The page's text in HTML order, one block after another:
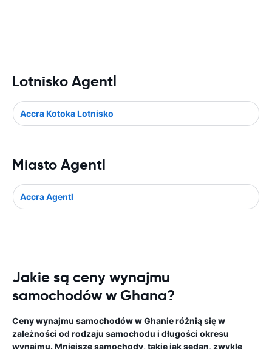
Lotnisko Agentl
Accra Kotoka Lotnisko
Miasto Agentl
Accra Agentl
Jakie są ceny wynajmu
samochodów w Ghana?
Ceny wynajmu samochodów w Ghanie różnią się w
zależności od rodzaju samochodu i długości okresu
wynajmu. Mniejsze samochody, takie jak sedan, zwykle